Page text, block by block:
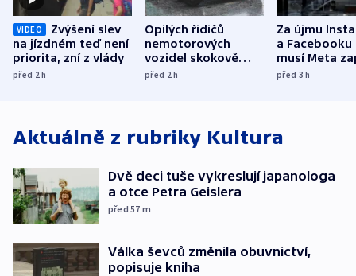
VIDEO
Zvýšení slev
na jízdném teď není
priorita, zní z vlády
před 2h
Opilých řidičů
nemotorových
vozidel skokově
přibylo, nejvíc ve
před 2h
Za újmu
a
musí Meta
půl miliardy
před 3h
Aktuálně z rubriky Kultura
Dvě deci tuše vykreslují japanologa
a otce Petra Geislera
před 57 m
Válka ševců změnila obuvnictví,
popisuje kniha